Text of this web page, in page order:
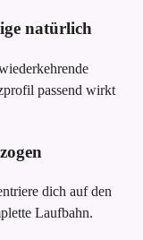
natürlich
passend wirkt
dich auf den
Laufbahn.